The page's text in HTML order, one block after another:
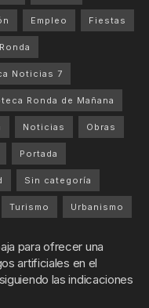
Empleo Fiestas
Noticias 7
Ronda de Mañana
Noticias Obras
Portada
Sin categoría
Turismo Urbanismo
para ofrecer una
artificiales en el
las indicaciones